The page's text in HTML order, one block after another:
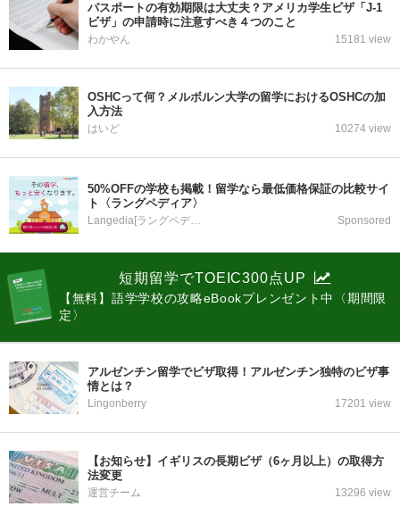
パスポートの有効期限は大丈夫？アメリカ学生ビザ「J-1
ビザ」の申請時に注意すべき４つのこと
わかやん 15181 view
OSHCって何？メルボルン大学の留学におけるOSHCの加
入方法
はいど 10274 view
50%OFFの学校も掲載！留学なら最低価格保証の比較サイ
ト〈ラングペディア〉
Langedia[ラングペディア] Sponsored
短期留学でTOEIC300点UP
【無料】語学学校の攻略eBookプレンゼント中〈期間限
定〉
アルゼンチン留学でビザ取得！アルゼンチン独特のビザ事
情とは？
Lingonberry 17201 view
【お知らせ】イギリスの長期ビザ（6ヶ月以上）の取得方
法変更
運営チーム 13296 view